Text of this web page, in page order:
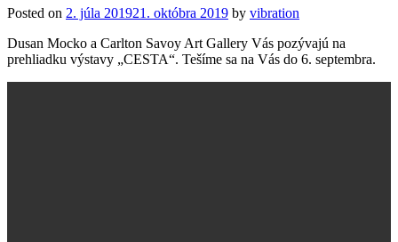
Posted on 2. júla 201921. októbra 2019 by vibration
Dusan Mocko a Carlton Savoy Art Gallery Vás pozývajú na
prehliadku výstavy „CESTA“. Tešíme sa na Vás do 6. septembra.